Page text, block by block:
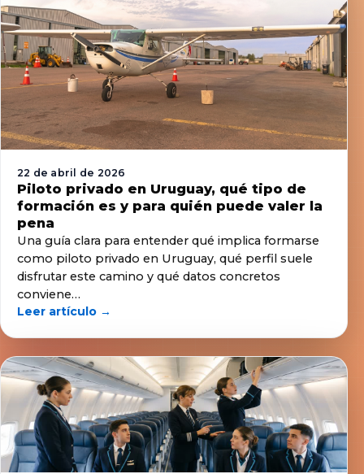
22 de abril de 2026
Piloto privado en Uruguay, qué tipo de
formación es y para quién puede valer la
pena
Una guía clara para entender qué implica formarse
como piloto privado en Uruguay, qué perfil suele
disfrutar este camino y qué datos concretos
conviene…
Leer artículo →